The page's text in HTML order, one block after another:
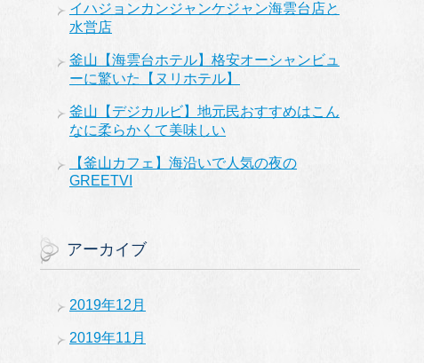
イハジョンカンジャンケジャン海雲台店と
水営店
釜山【海雲台ホテル】格安オーシャンビュ
ーに驚いた【ヌリホテル】
釜山【デジカルビ】地元民おすすめはこん
なに柔らかくて美味しい
【釜山カフェ】海沿いで人気の夜の
GREETVI
アーカイブ
2019年12月
2019年11月